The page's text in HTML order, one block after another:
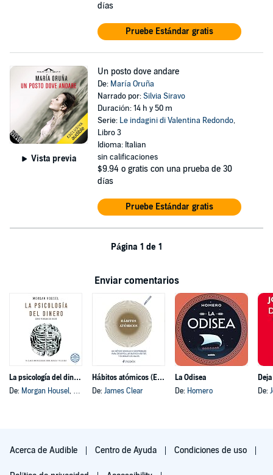
días
Pruebe Estándar gratis
Vista previa
Un posto dove andare
De: María Oruña
Narrado por:Silvia Siravo
Duración: 14 h y 50 m
Serie: Le indagini di Valentina Redondo,
Libro 3
Idioma: Italian
sin calificaciones
$9.94 o gratis con una prueba de 30
días
Pruebe Estándar gratis
Página 1 de 1
Enviar comentarios
La psicología del dinero
De: Morgan Housel, y otros
Hábitos atómicos (Español neutro)
De: James Clear
La Odisea
De: Homero
De:
Acerca de Audible Centro de Ayuda Condiciones de uso